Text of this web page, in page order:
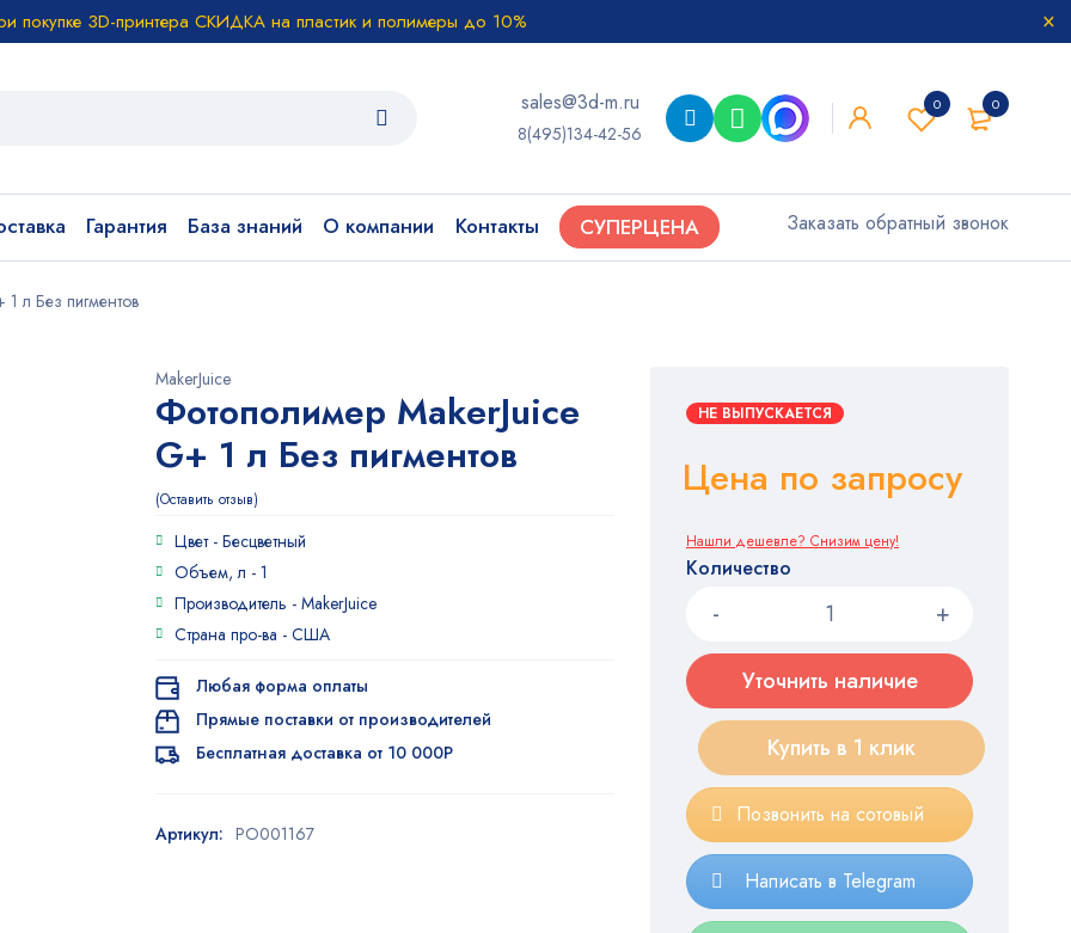
покупке 3D-принтера СКИДКА на пластик и полимеры до 10%
0
0
sales@3d-m.ru
8(495)134-42-56
Гарантия База знаний О компании Контакты СУПЕРЦЕНА Заказать обратный звонок
л Без пигментов
MakerJuice
Фотополимер MakerJuice
G+ 1 л Без пигментов
Оставить отзыв
Цвет - Бесцветный
Объем, л - 1
Производитель - MakerJuice
Страна про-ва - США
НЕ ВЫПУСКАЕТСЯ
Цена по запросу
Нашли дешевле? Снизим цену!
Количество
Уточнить наличие
Купить в 1 клик
Позвонить на сотовый
Написать в Telegram
Любая форма оплаты
Прямые поставки от производителей
Бесплатная доставка от 10 000Р
Артикул: PO001167